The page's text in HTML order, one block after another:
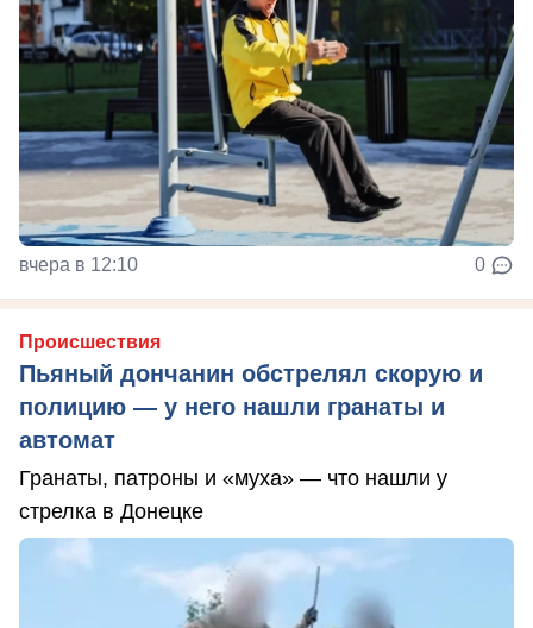
вчера в 12:10 0
Происшествия
Пьяный дончанин обстрелял скорую и
полицию — у него нашли гранаты и
автомат
Гранаты, патроны и «муха» — что нашли у
стрелка в Донецке